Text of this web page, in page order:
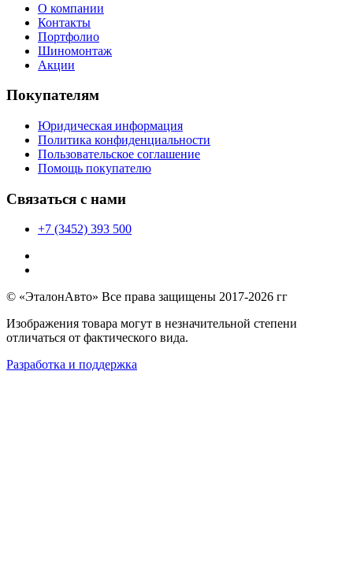
О компании
Контакты
Портфолио
Шиномонтаж
Акции
Покупателям
Юридическая информация
Политика конфиденциальности
Пользовательское соглашение
Помощь покупателю
Связаться с нами
+7 (3452) 393 500
© «ЭталонАвто» Все права защищены 2017-2026 гг
Изображения товара могут в незначительной степени
отличаться от фактического вида.
Разработка и поддержка